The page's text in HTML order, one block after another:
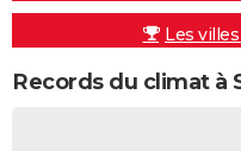
Les
Records du climat à